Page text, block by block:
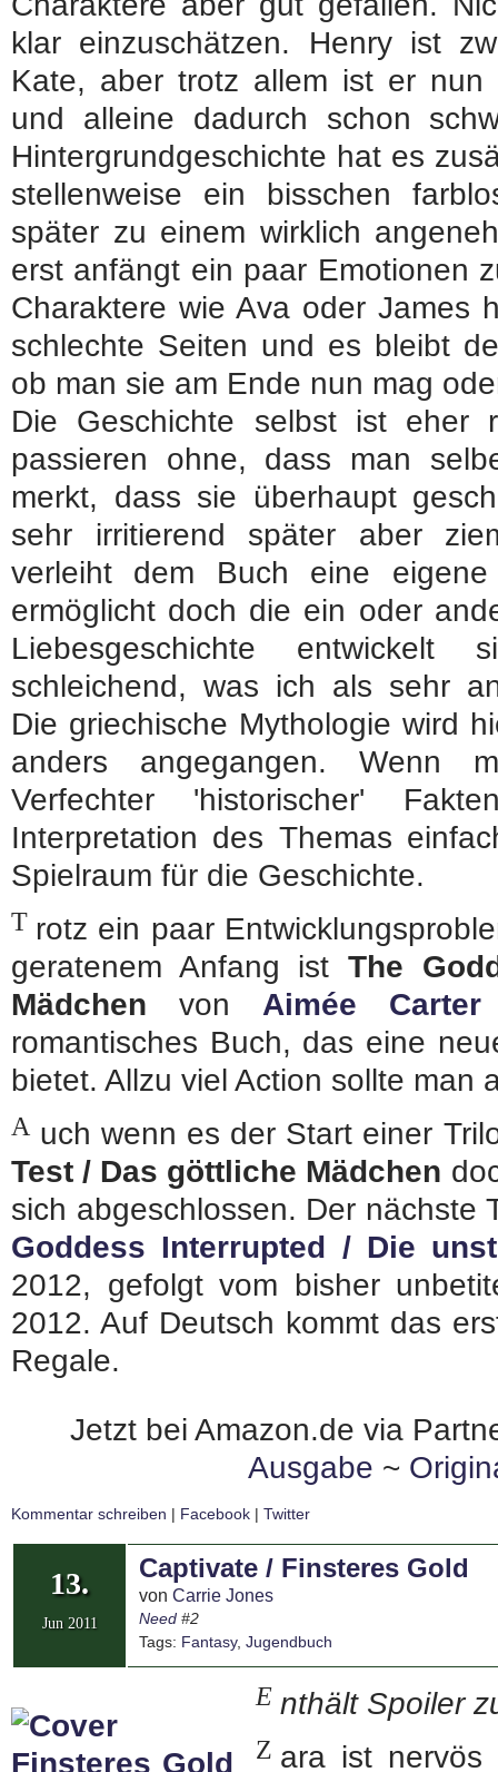
klar einzuschätzen. Henry ist
Kate, aber trotz allem ist er
und alleine dadurch schon
Hintergrundgeschichte hat es
stellenweise ein bisschen
später zu einem wirklich
erst anfängt ein paar Emotionen
Charaktere wie Ava oder James
schlechte Seiten und es bleibt
ob man sie am Ende nun mag
Die Geschichte selbst ist eher
passieren ohne, dass man
merkt, dass sie überhaupt
sehr irritierend später aber
verleiht dem Buch eine
ermöglicht doch die ein oder
Liebesgeschichte
schleichend, was ich als sehr
Die griechische Mythologie wird
anders angegangen. Wenn
Verfechter 'historischer'
Interpretation des Themas
Spielraum für die Geschichte.
T rotz ein paar
geratenem Anfang ist The
Mädchen von Aimée Carter
romantisches Buch, das eine
bietet. Allzu viel Action sollte man
A uch wenn es der Start einer
Test / Das göttliche Mädchen
sich abgeschlossen. Der nächste
Goddess Interrupted / Die
2012, gefolgt vom bisher
2012. Auf Deutsch kommt das
Regale.
Jetzt bei Amazon.de via
Ausgabe ~
Kommentar schreiben | Facebook | Twitter
13.
Jun 2011
Captivate / Finsteres Gold
von Carrie Jones
Need #2
Tags: Fantasy, Jugendbuch
E nthält Spoiler
Z ara ist nervös